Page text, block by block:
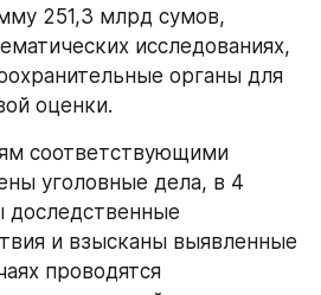
251,3 млрд сумов,
исследованиях,
органы для
оценки.
соответствующими
уголовные дела, в 4
доследственные
и взысканы выявленные
проводятся